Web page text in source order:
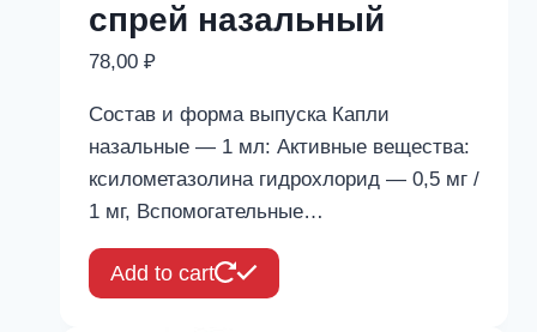
спрей назальный
78,00 ₽
Состав и форма выпуска Капли
назальные — 1 мл: Активные вещества:
ксилометазолина гидрохлорид — 0,5 мг /
1 мг, Вспомогательные…
Add to cart